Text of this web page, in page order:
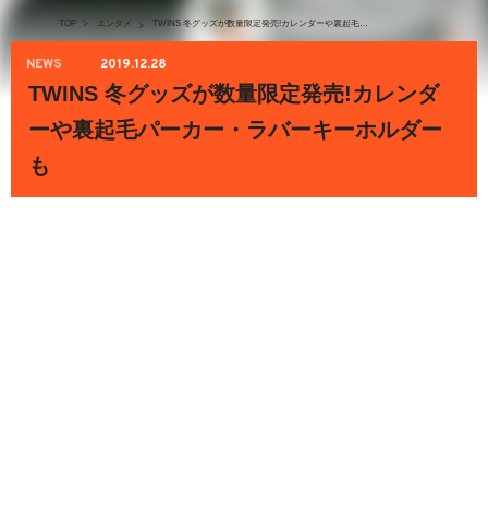
TOP > エンタメ > TWINS 冬グッズが数量限定発売!カレンダーや裏起毛パーカー・ラバーキーホルダーも
NEWS 2019.12.28
TWINS 冬グッズが数量限定発売!カレンダ
ーや裏起毛パーカー・ラバーキーホルダー
も